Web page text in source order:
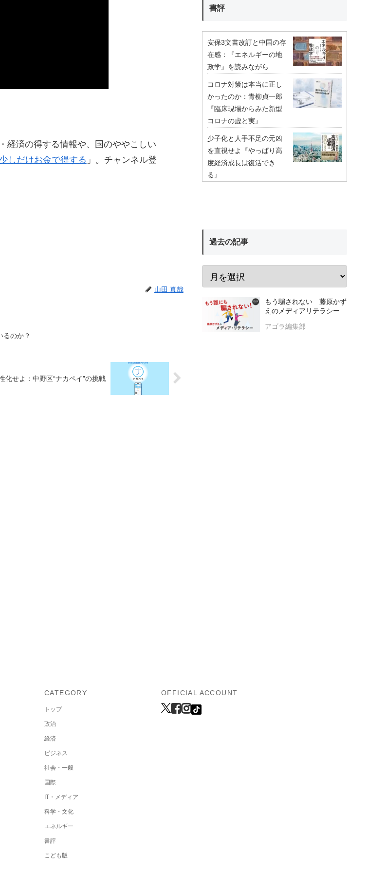
経済の得する情報や、国のややこしい
しだけお金で得する 」。チャンネル登
山田 真哉
るのか？
化せよ：中野区“ナカペイ”の挑戦
書評
安保3文書改訂と中国の存
在感：『エネルギーの地
政学』を読みながら
コロナ対策は本当に正し
かったのか：青柳貞一郎
『臨床現場からみた新型
コロナの虚と実』
少子化と人手不足の元凶
を直視せよ『やっぱり高
度経済成長は復活でき
る』
過去の記事
もう騙されない 藤原かず
えのメディアリテラシー
アゴラ編集部
CATEGORY
トップ
政治
経済
ビジネス
社会・一般
国際
IT・メディア
科学・文化
エネルギー
書評
こども版
OFFICIAL ACCOUNT